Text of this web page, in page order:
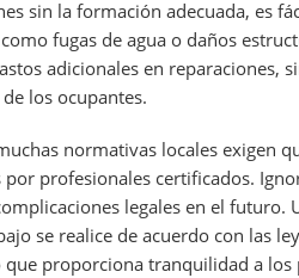
sin la formación adecuada, es
fugas de agua o daños
adicionales en reparaciones,
los ocupantes.
normativas locales exigen
por profesionales certificados.
legales en el
se realice de acuerdo con las
que proporciona tranquilidad a los